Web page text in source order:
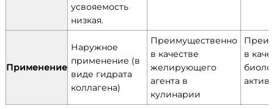
усвояемость
низкая.
Применение
Наружное
применение (в
виде гидрата
коллагена)
Преимущественно
в качестве
желирующего
агента в
кулинарии
в